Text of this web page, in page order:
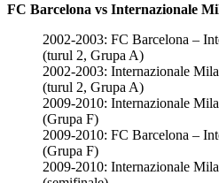
FC Barcelona vs Internazionale
2002-2003: FC Barcelona –
(turul 2, Grupa A)
2002-2003: Internazionale
(turul 2, Grupa A)
2009-2010: Internazionale
(Grupa F)
2009-2010: FC Barcelona –
(Grupa F)
2009-2010: Internazionale